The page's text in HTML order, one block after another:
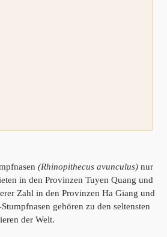
(Rhinopithecus avunculus) nur
in den Provinzen Tuyen Quang und
Zahl in den Provinzen Ha Giang und
gehören zu den seltensten
der Welt.